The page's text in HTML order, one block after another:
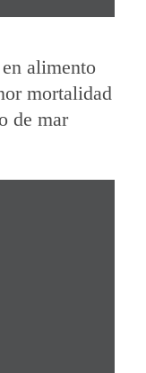
alimento
mortalidad
de mar